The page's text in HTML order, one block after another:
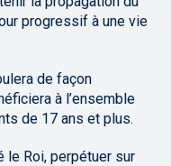
progressif à une vie
de façon
à l’ensemble
de 17 ans et plus.
le Roi, perpétuer sur